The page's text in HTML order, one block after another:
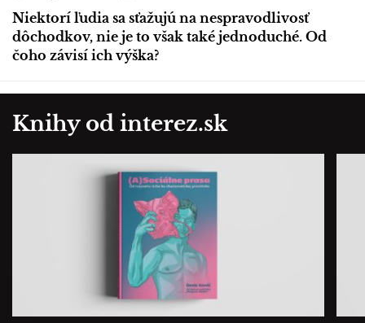
Niektorí ľudia sa sťažujú na nespravodlivosť
dôchodkov, nie je to však také jednoduché. Od
čoho závisí ich výška?
Knihy od interez.sk